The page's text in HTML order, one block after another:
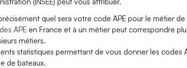
quel sera votre code APE pour le métier de
APEen France et à un métier peut correspondre
métiers.
statistiques permettant de vous donner les codes
de bateaux.